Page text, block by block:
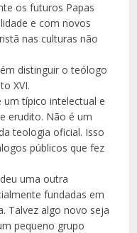
os futuros Papas
e com novos
nas culturas não
distinguir o teólogo
XVI.
um típico intelectual e
erudito. Não é um
teologia oficial. Isso
públicos que fez
uma outra
fundadas em
Talvez algo novo seja
pequeno grupo